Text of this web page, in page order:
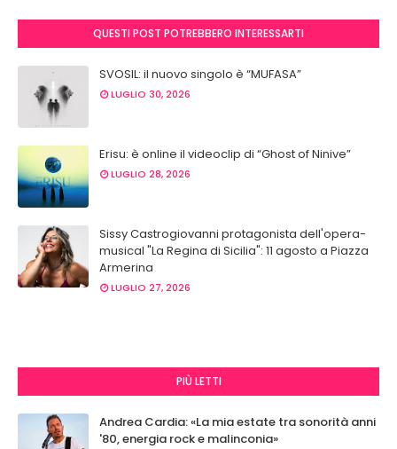
QUESTI POST POTREBBERO INTERESSARTI
SVOSIL: il nuovo singolo è “MUFASA”
LUGLIO 30, 2026
Erisu: è online il videoclip di “Ghost of Ninive”
LUGLIO 28, 2026
Sissy Castrogiovanni protagonista dell'opera-
musical "La Regina di Sicilia": 11 agosto a Piazza
Armerina
LUGLIO 27, 2026
PIÙ LETTI
Andrea Cardia: «La mia estate tra sonorità anni
'80, energia rock e malinconia»